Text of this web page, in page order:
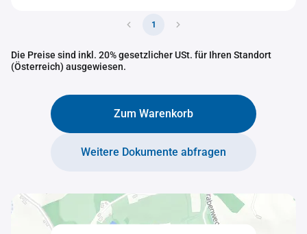
1
Die Preise sind inkl. 20% gesetzlicher USt. für Ihren Standort
(Österreich) ausgewiesen.
Zum Warenkorb
Weitere Dokumente abfragen